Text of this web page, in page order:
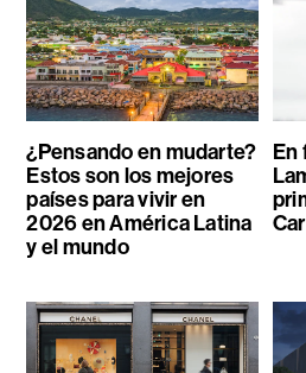
¿Pensando en mudarte?
Estos son los mejores
países para vivir en
2026 en América Latina
y el mundo
En